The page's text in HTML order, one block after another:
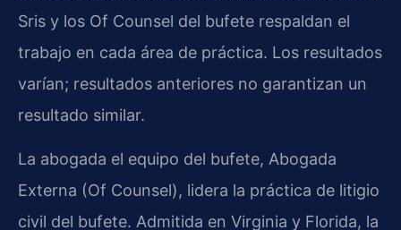
Sris y los Of Counsel del bufete respaldan el
trabajo en cada área de práctica. Los resultados
varían; resultados anteriores no garantizan un
resultado similar.
La abogada el equipo del bufete, Abogada
Externa (Of Counsel), lidera la práctica de litigio
civil del bufete. Admitida en Virginia y Florida, la